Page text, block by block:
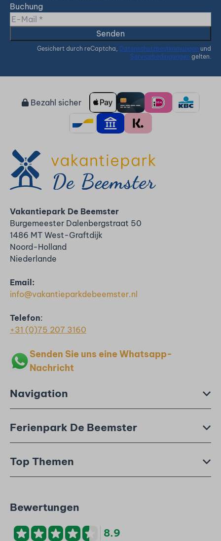
Buchung
Senden
Gesichert durch reCaptcha, Datenschutzbestimmungen und
Servicebedingungen gelten.
Bezahl sicher
Vakantiepark De Beemster
Burgemeester Dalenbergstraat 50
1486 MT West-Graftdijk
Noord-Holland
Niederlande
Email:
info@vakantieparkdebeemster.nl
Telefon:
+31 (0)75 207 3160
Senden Sie uns eine Whatsapp-
Nachricht
Navigation
Ferienpark De Beemster
Top Themen
Bewertungen
8.9